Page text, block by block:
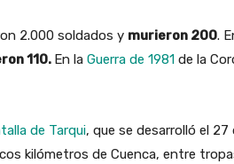
2.000 soldados y murieron 200.
110. En la Guerra de 1981 de la
de Tarqui, que se desarrolló el
kilómetros de Cuenca, entre